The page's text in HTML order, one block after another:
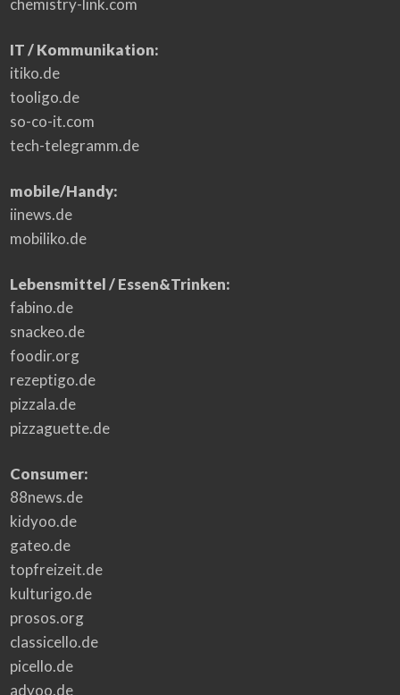
IT / Kommunikation:
itiko.de
tooligo.de
so-co-it.com
tech-telegramm.de
mobile/Handy:
iinews.de
mobiliko.de
Lebensmittel / Essen&Trinken:
fabino.de
snackeo.de
foodir.org
rezeptigo.de
pizzala.de
pizzaguette.de
Consumer:
88news.de
kidyoo.de
gateo.de
topfreizeit.de
kulturigo.de
prosos.org
classicello.de
picello.de
adyoo.de